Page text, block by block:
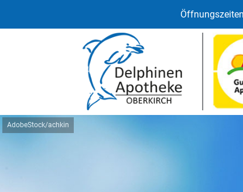
AdobeStock/achkin